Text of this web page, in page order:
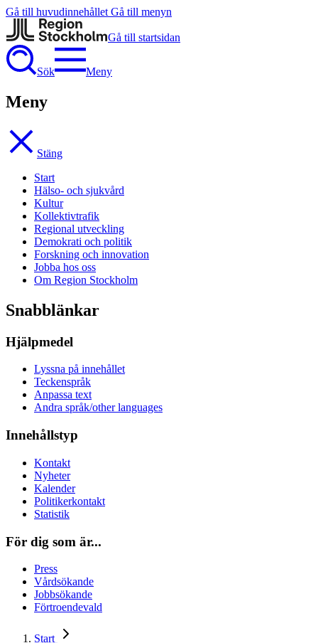
Gå till huvudinnehållet Gå till menyn
Gå till startsidan
Sök Meny
Meny
Stäng
Start
Hälso- och sjukvård
Kultur
Kollektivtrafik
Regional utveckling
Demokrati och politik
Forskning och innovation
Jobba hos oss
Om Region Stockholm
Snabblänkar
Hjälpmedel
Lyssna på innehållet
Teckenspråk
Anpassa text
Andra språk/other languages
Innehållstyp
Kontakt
Nyheter
Kalender
Politikerkontakt
Statistik
För dig som är...
Press
Vårdsökande
Jobbsökande
Förtroendevald
Start